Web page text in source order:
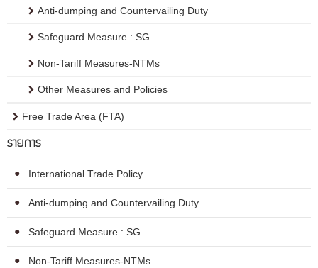
Anti-dumping and Countervailing Duty
Safeguard Measure : SG
Non-Tariff Measures-NTMs
Other Measures and Policies
Free Trade Area (FTA)
รายการ
International Trade Policy
Anti-dumping and Countervailing Duty
Safeguard Measure : SG
Non-Tariff Measures-NTMs